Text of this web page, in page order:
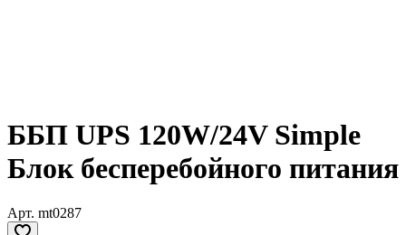
ББП UPS 120W/24V Simple
Блок бесперебойного питания
Арт. mt0287